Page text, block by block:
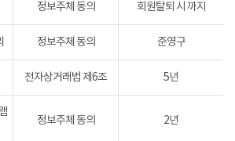
정보주체 동의 회원탈퇴 시 까지
정보주체 동의 준영구
전자상거래법 제6조 5년
정보주체 동의 2년